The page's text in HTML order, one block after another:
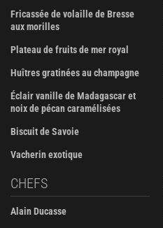
Fricassée de volaille de Bresse
aux morilles
Plateau de fruits de mer royal
Huîtres gratinées au champagne
Éclair vanille de Madagascar et
noix de pécan caramélisées
Biscuit de Savoie
Vacherin exotique
CHEFS
Alain Ducasse